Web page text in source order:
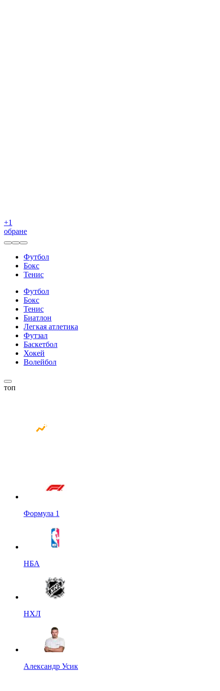
+1
обране
Футбол
Бокс
Тенис
Футбол
Бокс
Тенис
Биатлон
Легкая атлетика
Футзал
Баскетбол
Хокей
Волейбол
топ
Формула 1
НБА
НХЛ
Александр Усик